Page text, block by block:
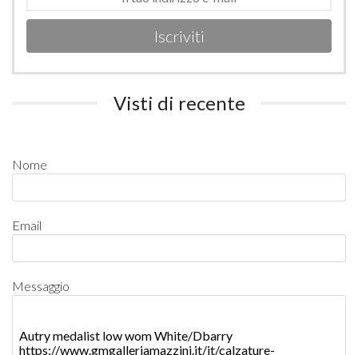
Iscriviti
Visti di recente
Nome
Email
Messaggio